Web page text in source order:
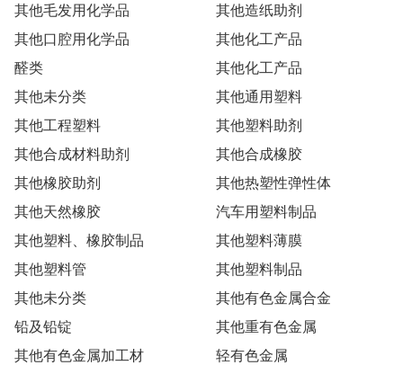
其他毛发用化学品
其他造纸助剂
其他口腔用化学品
其他化工产品
醛类
其他化工产品
其他未分类
其他通用塑料
其他工程塑料
其他塑料助剂
其他合成材料助剂
其他合成橡胶
其他橡胶助剂
其他热塑性弹性体
其他天然橡胶
汽车用塑料制品
其他塑料、橡胶制品
其他塑料薄膜
其他塑料管
其他塑料制品
其他未分类
其他有色金属合金
铅及铅锭
其他重有色金属
其他有色金属加工材
轻有色金属